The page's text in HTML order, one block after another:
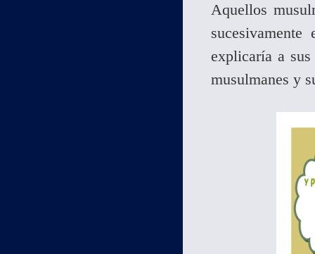
Aquellos
explicaría a
musulmanes y